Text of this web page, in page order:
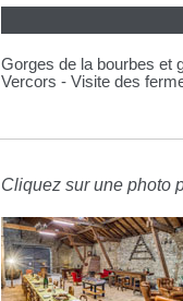
Gorges de la bourbes et
Vercors - Visite des
Cliquez sur une photo